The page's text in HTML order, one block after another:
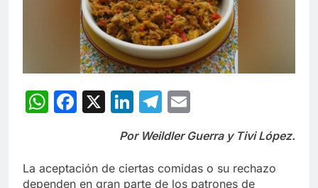
WhatsApp
Facebook
X LinkedIn
Telegram
Por Weildler Guerra y Tivi López.
La aceptación de ciertas comidas o su rechazo
dependen en gran parte de los patrones de